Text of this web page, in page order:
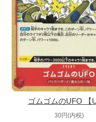
ゴムゴムのUFO 【
30円(内税)